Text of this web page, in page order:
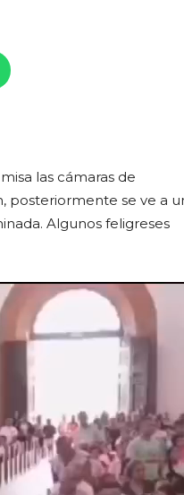
las cámaras de
posteriormente se ve a
Algunos feligreses